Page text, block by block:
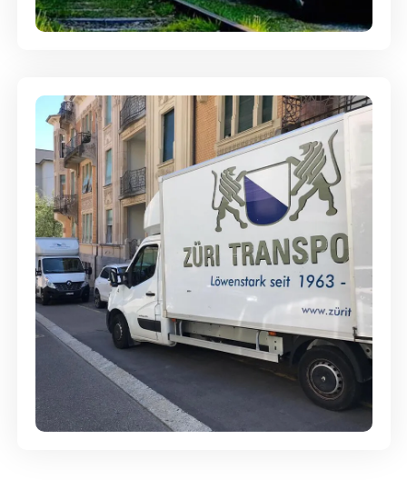
Günstige Umzüge - Hervorragender
Service